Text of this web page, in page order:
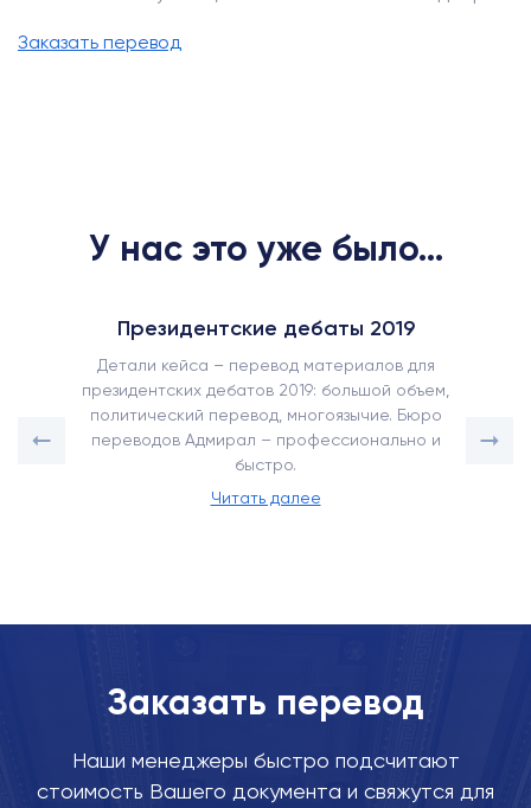
Заказать перевод
У нас это уже было...
Президентские дебаты 2019
Детали кейса – перевод материалов для
президентских дебатов 2019: большой объем,
политический перевод, многоязычие. Бюро
переводов Адмирал – профессионально и
быстро.
Читать далее
Заказать перевод
Наши менеджеры быстро подсчитают
стоимость Вашего документа и свяжутся для